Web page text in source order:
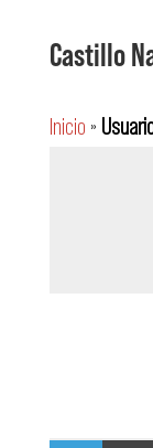
Castillo
Inicio »